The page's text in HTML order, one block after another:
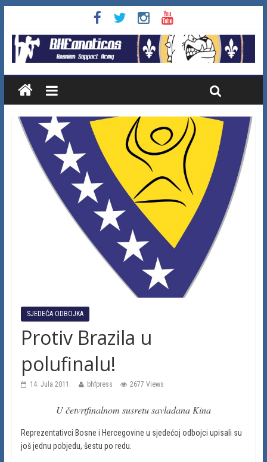
SJEDEĆA ODBOJKA
Protiv Brazila u
polufinalu!
14. Jula 2011. bhfpress 2677 Views
U četvrtfinalnom susretu savladana Kina
Reprezentativci Bosne i Hercegovine u sjedećoj odbojci upisali su
još jednu pobjedu, šestu po redu.